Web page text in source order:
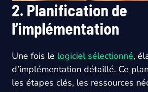
2. Planification de
l’implémentation
Une fois le logiciel sélectionné,
d’implémentation détaillé. Ce
les étapes clés, les ressources